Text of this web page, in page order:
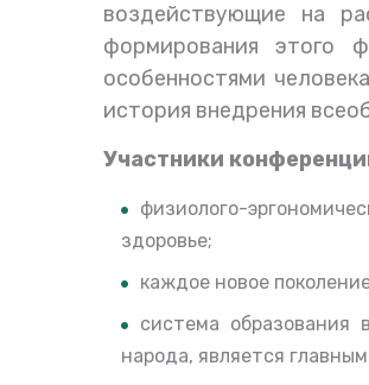
воздействующие на
формирования этого
особенностями
история внедрения
Участники
физиолого-
здоровье;
каждое новое
система образования
народа, является